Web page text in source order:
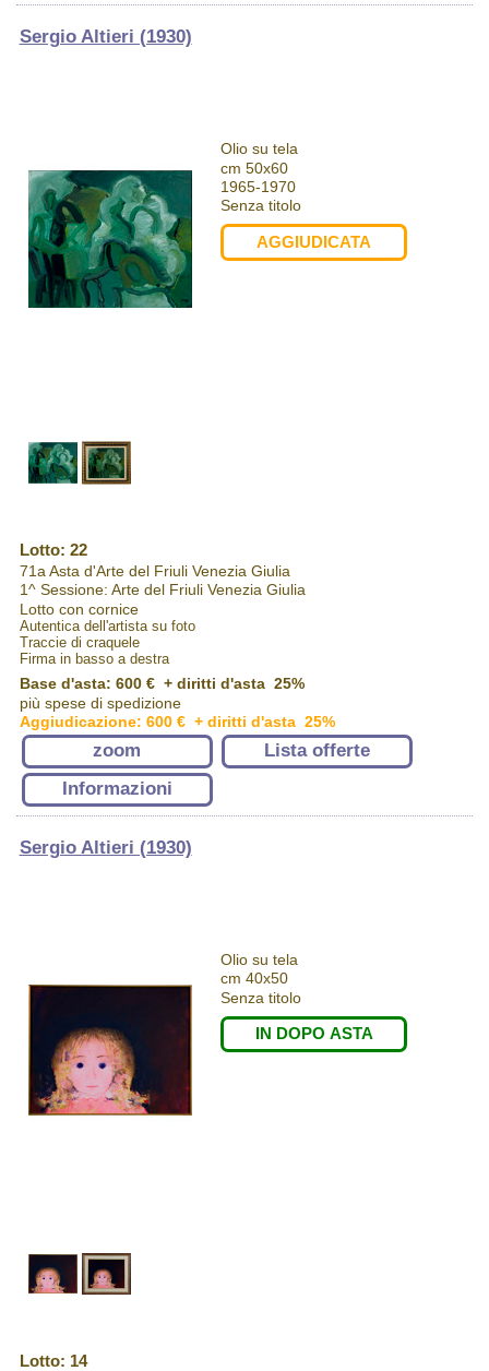
Sergio Altieri (1930)
Olio su tela
cm 50x60
1965-1970
Senza titolo
AGGIUDICATA
Lotto: 22
71a Asta d'Arte del Friuli Venezia Giulia
1^ Sessione: Arte del Friuli Venezia Giulia
Lotto con cornice
Autentica dell'artista su foto
Traccie di craquele
Firma in basso a destra
Base d'asta: 600 € + diritti d'asta 25%
più spese di spedizione
Aggiudicazione: 600 € + diritti d'asta 25%
zoom
Lista offerte
Informazioni
Sergio Altieri (1930)
Olio su tela
cm 40x50
Senza titolo
IN DOPO ASTA
Lotto: 14